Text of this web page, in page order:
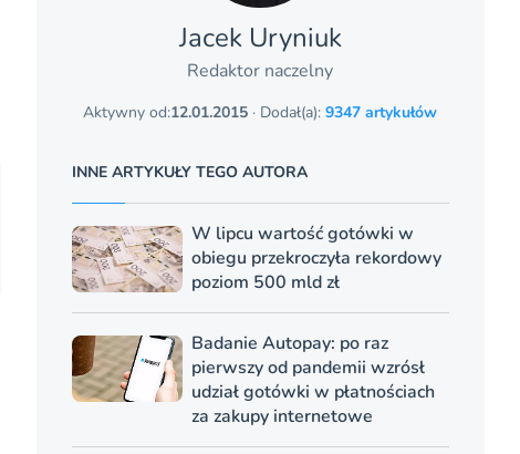
Jacek Uryniuk
Redaktor naczelny
Aktywny od:12.01.2015 · Dodał(a):9347 artykułów
INNE ARTYKUŁY TEGO AUTORA
W lipcu wartość gotówki w
obiegu przekroczyła rekordowy
poziom 500 mld zł
Badanie Autopay: po raz
pierwszy od pandemii wzrósł
udział gotówki w płatnościach
za zakupy internetowe